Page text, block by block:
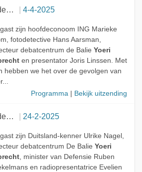
Goedemorgen Nederland 4-4-2025
zijn hoofdeconoom ING Marieke
fotodetective Hans Aarsman,
debatcentrum de Balie Yoeri
en presentator Joris Linssen. Met
hebben we het over de gevolgen van
Programma
Bekijk uitzending
Goedemorgen Nederland 24-2-2025
zijn Duitsland-kenner Ulrike Nagel,
debatcentrum De Balie Yoeri
, minister van Defensie Ruben
en radiopresentatrice Evelien